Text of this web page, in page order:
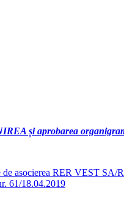
și aprobarea
de asocierea RER VEST
61/18.04.2019